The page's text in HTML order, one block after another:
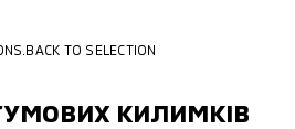
TO SELECTION
КИЛИМКІВ